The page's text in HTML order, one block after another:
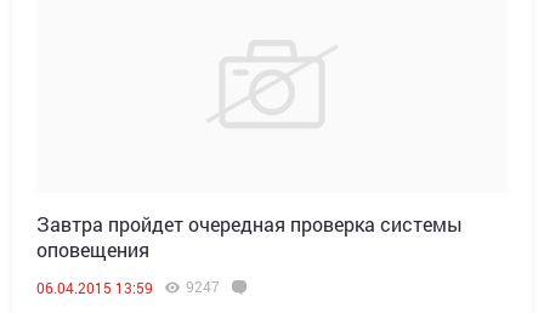
Завтра пройдет очередная проверка системы
оповещения
06.04.2015 13:59 9247